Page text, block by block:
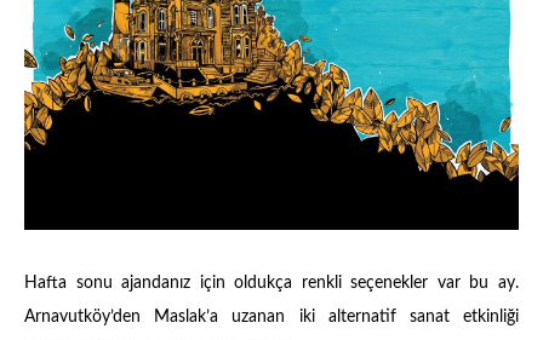
Hafta sonu ajandanız için oldukça renkli seçenekler var bu ay.
Arnavutköy’den Maslak’a uzanan iki alternatif sanat etkinliği